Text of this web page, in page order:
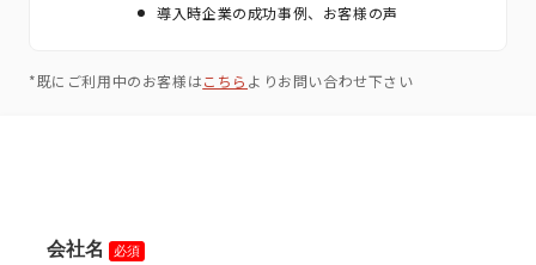
導入時企業の成功事例、お客様の声
*既にご利用中のお客様はこちら よりお問い合わせ下さい